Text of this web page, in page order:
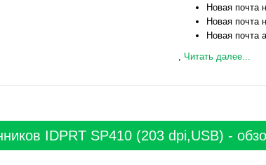
Новая почта
Новая почта
Новая почта
, Читать далее...
IDPRT SP410 (203 dpi,USB) -